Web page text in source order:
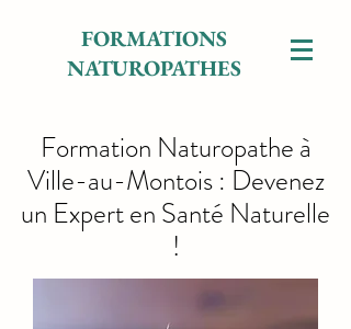
FORMATIONS
NATUROPATHES
Formation Naturopathe à
Ville-au-Montois : Devenez
un Expert en Santé Naturelle
!